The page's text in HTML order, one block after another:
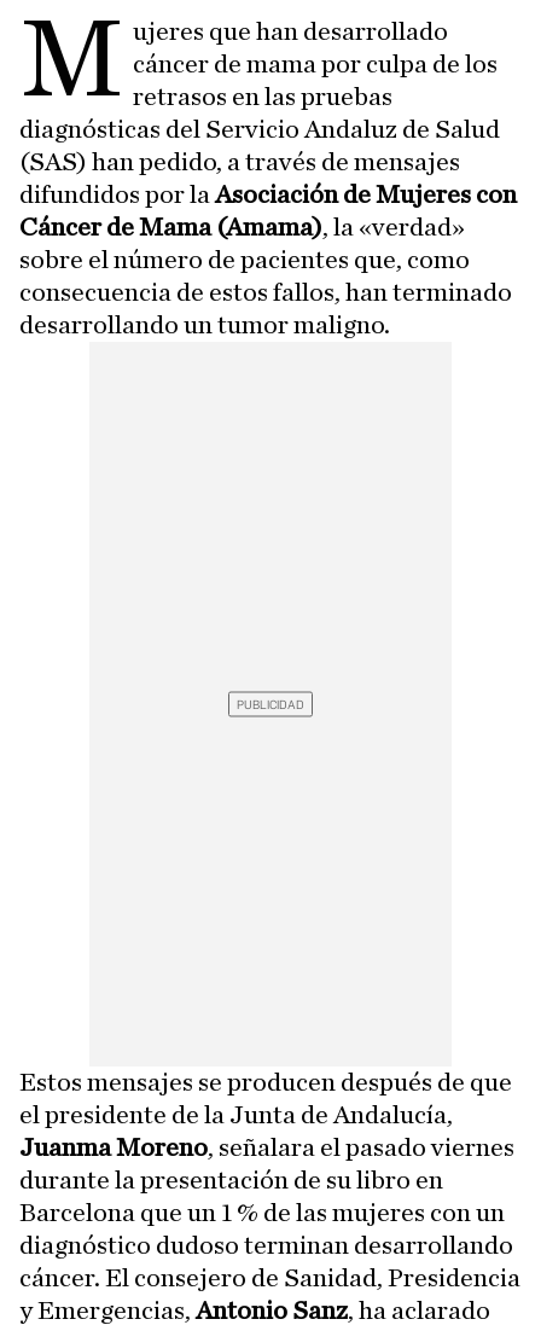
M ujeres que han desarrollado
cáncer de mama por culpa de los
retrasos en las pruebas
diagnósticas del Servicio Andaluz de Salud
(SAS) han pedido, a través de mensajes
difundidos por laAsociación de Mujeres con
Cáncer de Mama (Amama), la «verdad»
sobre el número de pacientes que, como
consecuencia de estos fallos, han terminado
desarrollando un tumor maligno.
Estos mensajes se producen después de que
el presidente de la Junta de Andalucía,
Juanma Moreno, señalara el pasado viernes
durante la presentación de su libro en
Barcelona que un 1 % de las mujeres con un
diagnóstico dudoso terminan desarrollando
cáncer. El consejero de Sanidad, Presidencia
y Emergencias,Antonio Sanz, ha aclarado